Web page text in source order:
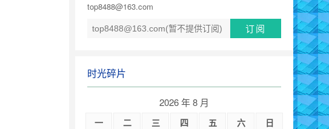
top8488@163.com
时光碎片
2026 年 8 月
一 二 三 四 五 六
日